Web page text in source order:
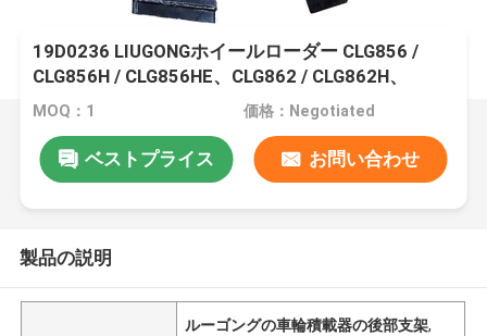
19D0236 LIUGONGホイールローダー CLG856 /
CLG856H / CLG856HE、CLG862 / CLG862H、
CLG855N / CLG855H エンジンQSL9のバックサポ
MOQ：1 価格：Negotiated
ベストプライス お問い合わせ
製品の説明
ルーゴングの車輪積載器の後部支架,